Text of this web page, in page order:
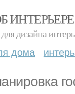
дизайна
дома